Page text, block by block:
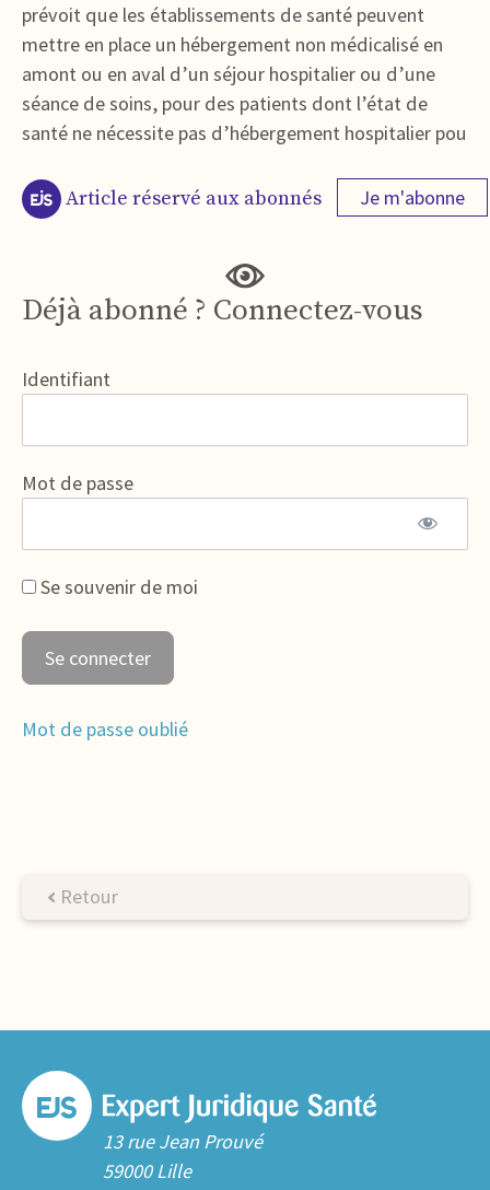
prévoit que les établissements de santé peuvent
mettre en place un hébergement non médicalisé en
amont ou en aval d’un séjour hospitalier ou d’une
séance de soins, pour des patients dont l’état de
santé ne nécessite pas d’hébergement hospitalier pou
Article réservé aux abonnés Je m'abonne
Déjà abonné ? Connectez-vous
Identifiant
Mot de passe
Se souvenir de moi
Mot de passe oublié
Retour
13 rue Jean Prouvé
59000 Lille